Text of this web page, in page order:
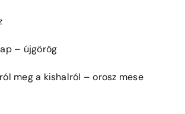
– újgörög
meg a kishalról – orosz mese